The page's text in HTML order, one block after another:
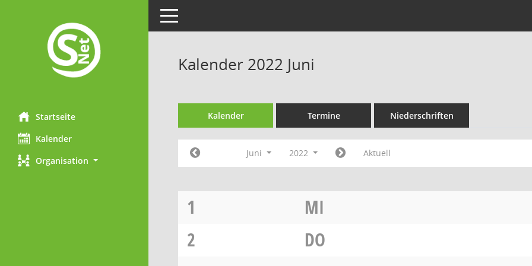
Startseite
Kalender
Organisation
Toggle navigation
Kalender 2022 Juni
Kalender Termine Niederschriften
Juni 2022 Aktuell
1
MI
2
DO